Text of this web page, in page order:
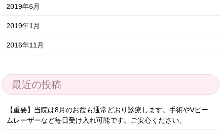
2019年6月
2019年1月
2016年11月
最近の投稿
【重要】当院は8月のお盆も通常どおり診療します。手術やVビー
ムレーザーなど毎日受け入れ可能です。ご安心ください。